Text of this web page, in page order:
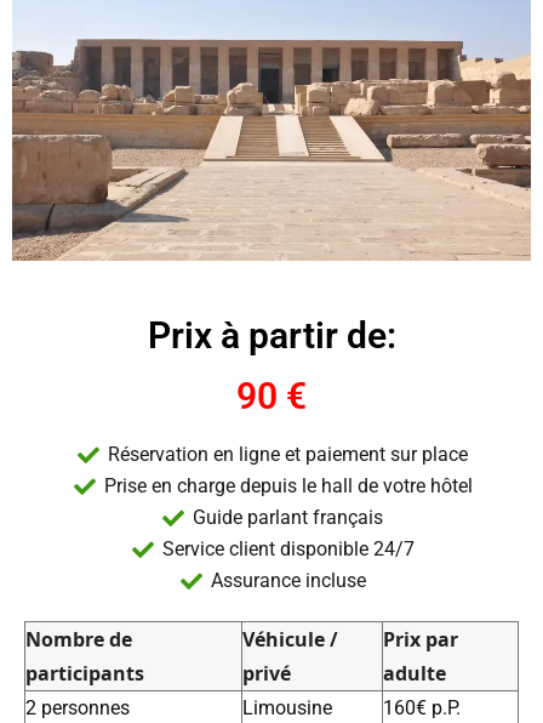
Prix à partir de:
90 €
Réservation en ligne et paiement sur place
Prise en charge depuis le hall de votre hôtel
Guide parlant français
Service client disponible 24/7
Assurance incluse
Nombre de
participants
Véhicule /
privé
Prix par
adulte
2 personnes Limousine
160€ p.P.